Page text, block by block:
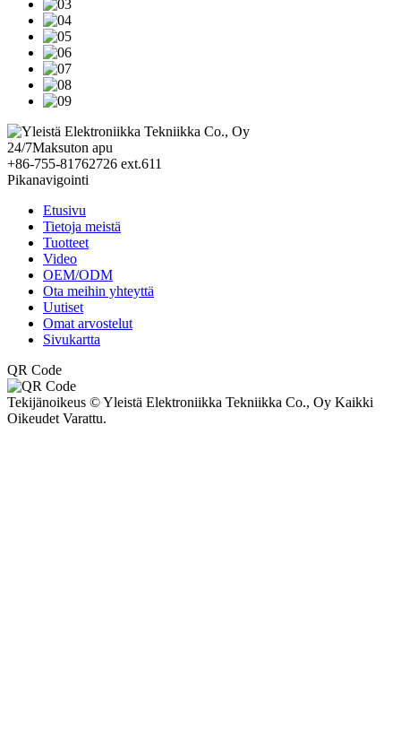
24/7Maksuton apu
+86-755-81762726 ext.611
Pikanavigointi
Etusivu
Tietoja meistä
Tuotteet
Video
OEM/ODM
Ota meihin yhteyttä
Uutiset
Omat arvostelut
Sivukartta
QR Code
Tekijänoikeus © Yleistä Elektroniikka Tekniikka Co., Oy Kaikki
Oikeudet Varattu.